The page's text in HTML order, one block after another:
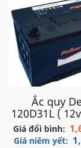
Ắc quy
120D31L (
Giá đổi bình:
Giá niêm yết: